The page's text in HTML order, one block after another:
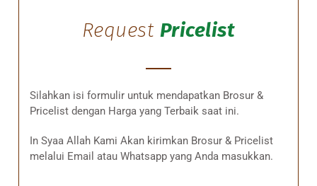
Request Pricelist
Silahkan isi formulir untuk mendapatkan Brosur &
Pricelist dengan Harga yang Terbaik saat ini.
In Syaa Allah Kami Akan kirimkan Brosur & Pricelist
melalui Email atau Whatsapp yang Anda masukkan.